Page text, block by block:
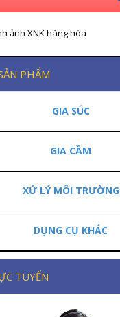
ảnh XNK hàng hóa
PHẨM
GIA SÚC
GIA CẦM
XỬ LÝ MÔI TRƯỜNG
DỤNG CỤ KHÁC
TUYẾN